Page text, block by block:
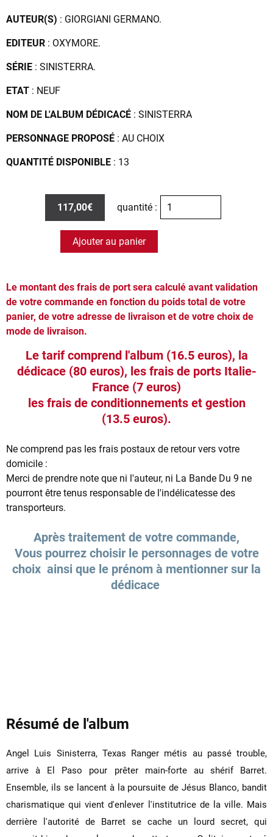
AUTEUR(S) : GIORGIANI GERMANO.
EDITEUR : OXYMORE.
SÉRIE : SINISTERRA.
ETAT : NEUF
NOM DE L'ALBUM DÉDICACÉ : SINISTERRA
PERSONNAGE PROPOSÉ : AU CHOIX
QUANTITÉ DISPONIBLE : 13
117,00€ quantité :
Ajouter au panier
Le montant des frais de port sera calculé avant validation
de votre commande en fonction du poids total de votre
panier, de votre adresse de livraison et de votre choix de
mode de livraison.
Le tarif comprend l'album (16.5 euros), la
dédicace (80 euros), les frais de ports Italie-
France (7 euros)
les frais de conditionnements et gestion
(13.5 euros).
Ne comprend pas les frais postaux de retour vers votre
domicile :
Merci de prendre note que ni l'auteur, ni La Bande Du 9 ne
pourront être tenus responsable de l'indélicatesse des
transporteurs.
Après traitement de votre commande,
Vous pourrez choisir le personnages de votre
choix ainsi que le prénom à mentionner sur la
dédicace
Résumé de l'album
Angel Luis Sinisterra, Texas Ranger métis au passé trouble,
arrive à El Paso pour prêter main-forte au shérif Barret.
Ensemble, ils se lancent à la poursuite de Jésus Blanco, bandit
charismatique qui vient d'enlever l'institutrice de la ville. Mais
derrière l'autorité de Barret se cache un lourd secret, qui